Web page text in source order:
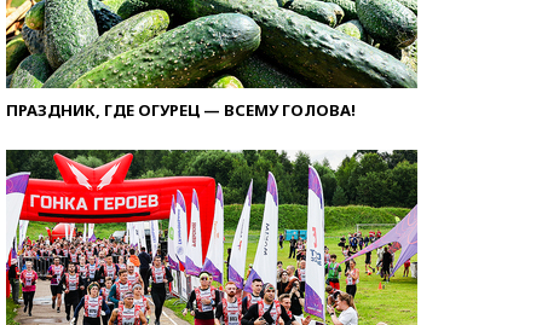
ПРАЗДНИК, ГДЕ ОГУРЕЦ — ВСЕМУ ГОЛОВА!